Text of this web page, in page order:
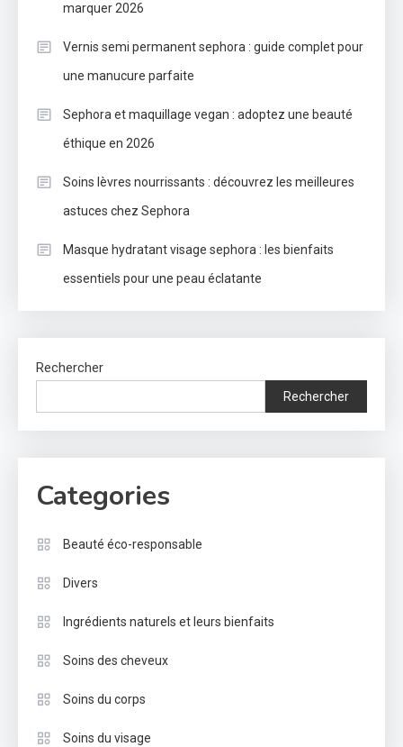
marquer 2026
Vernis semi permanent sephora : guide complet pour
une manucure parfaite
Sephora et maquillage vegan : adoptez une beauté
éthique en 2026
Soins lèvres nourrissants : découvrez les meilleures
astuces chez Sephora
Masque hydratant visage sephora : les bienfaits
essentiels pour une peau éclatante
Rechercher
Rechercher
Categories
Beauté éco-responsable
Divers
Ingrédients naturels et leurs bienfaits
Soins des cheveux
Soins du corps
Soins du visage